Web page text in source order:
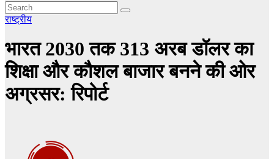
राष्ट्रीय
भारत 2030 तक 313 अरब डॉलर का
शिक्षा और कौशल बाजार बनने की ओर
अग्रसर: रिपोर्ट